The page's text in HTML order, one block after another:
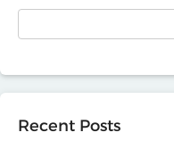
Recent Posts